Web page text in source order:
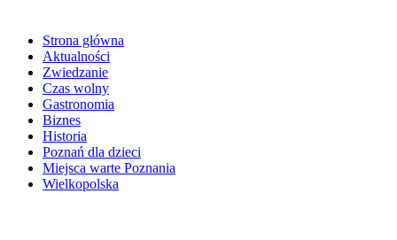
Strona główna
Aktualności
Zwiedzanie
Czas wolny
Gastronomia
Biznes
Historia
Poznań dla dzieci
Miejsca warte Poznania
Wielkopolska